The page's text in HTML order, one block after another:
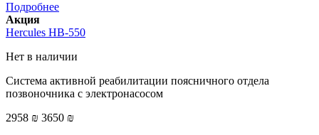
Подробнее
Акция
Hercules HB-550
Нет в наличии
Система активной реабилитации поясничного отдела
позвоночника с электронасосом
2958 ₪ 3650 ₪